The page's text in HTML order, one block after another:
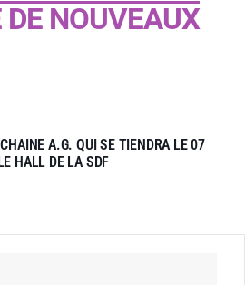
DE NOUVEAUX
A.G. QUI SE TIENDRA LE 07
HALL DE LA SDF